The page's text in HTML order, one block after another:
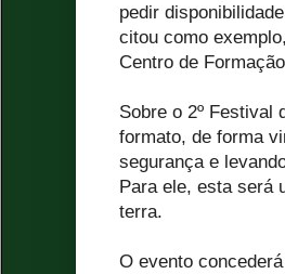
pedir
citou como
Centro de
Sobre o 2º Festival
formato, de forma
segurança e
Para ele, esta será
terra.
O evento